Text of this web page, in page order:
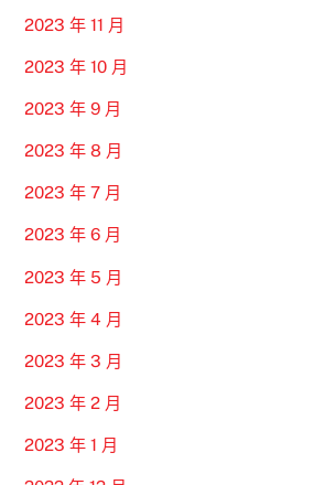
2023 年 11 月
2023 年 10 月
2023 年 9 月
2023 年 8 月
2023 年 7 月
2023 年 6 月
2023 年 5 月
2023 年 4 月
2023 年 3 月
2023 年 2 月
2023 年 1 月